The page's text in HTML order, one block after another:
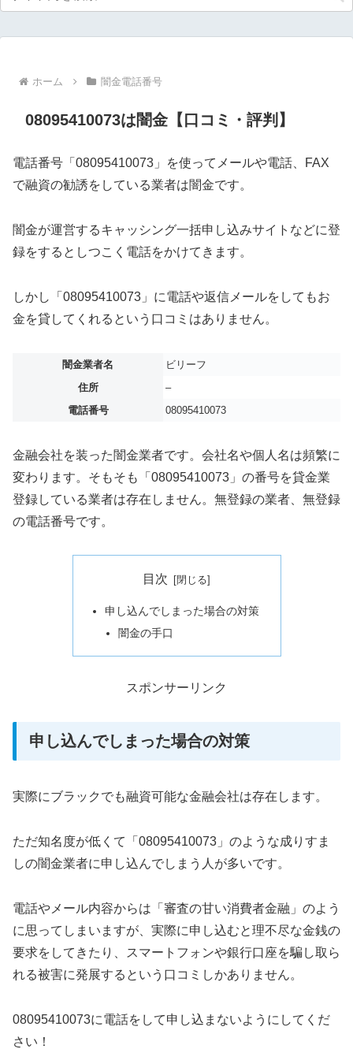
ホーム 闇金電話番号
08095410073は闇金【口コミ・評判】
電話番号「08095410073」を使ってメールや電話、FAX
で融資の勧誘をしている業者は闇金です。
闇金が運営するキャッシング一括申し込みサイトなどに登
録をするとしつこく電話をかけてきます。
しかし「08095410073」に電話や返信メールをしてもお
金を貸してくれるという口コミはありません。
闇金業者名
ビリーフ
住所
–
電話番号
08095410073
金融会社を装った闇金業者です。会社名や個人名は頻繁に
変わります。そもそも「08095410073」の番号を貸金業
登録している業者は存在しません。無登録の業者、無登録
の電話番号です。
目次
申し込んでしまった場合の対策
闇金の手口
スポンサーリンク
申し込んでしまった場合の対策
実際にブラックでも融資可能な金融会社は存在します。
ただ知名度が低くて「08095410073」のような成りすま
しの闇金業者に申し込んでしまう人が多いです。
電話やメール内容からは「審査の甘い消費者金融」のよう
に思ってしまいますが、実際に申し込むと理不尽な金銭の
要求をしてきたり、スマートフォンや銀行口座を騙し取ら
れる被害に発展するという口コミしかありません。
08095410073に電話をして申し込まないようにしてくだ
さい！